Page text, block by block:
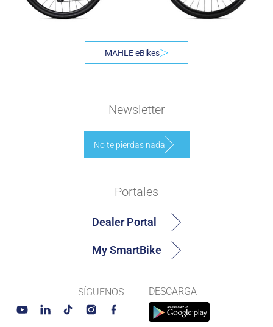
MAHLE eBikes
Newsletter
No te pierdas nada
DESCARGA
Portales
Dealer Portal
My SmartBike
SÍGUENOS